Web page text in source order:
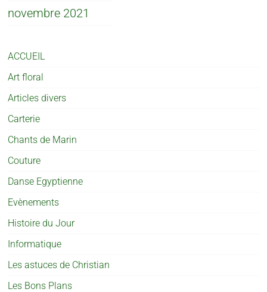
novembre 2021
ACCUEIL
Art floral
Articles divers
Carterie
Chants de Marin
Couture
Danse Egyptienne
Evènements
Histoire du Jour
Informatique
Les astuces de Christian
Les Bons Plans